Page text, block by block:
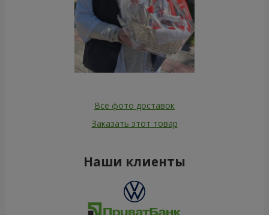
Все фото доставок
Заказать этот товар
Наши клиенты